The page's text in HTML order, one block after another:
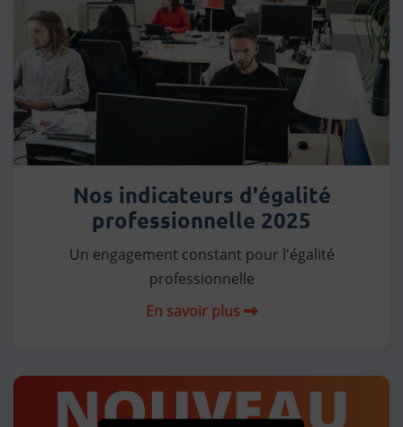
Nos indicateurs d'égalité
professionnelle 2025
Un engagement constant pour l'égalité
professionnelle
En savoir plus